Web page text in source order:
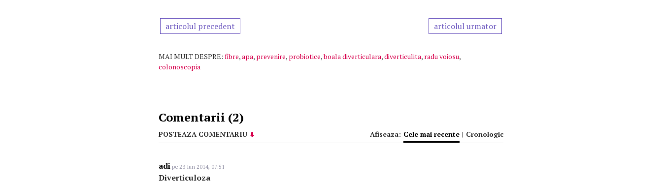
articolul precedent articolul urmator
MAI MULT DESPRE: fibre,apa, prevenire, probiotice,boala diverticulara,diverticulita, radu voiosu,
colonoscopia
Comentarii (2)
POSTEAZA COMENTARIU Afiseaza: Cele mai recente | Cronologic
adi pe 23 Iun 2014, 07:51
Diverticuloza